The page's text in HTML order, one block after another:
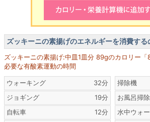
ズッキーニの素揚げのエネルギーを消費す
ズッキーニの素揚げ:中皿1皿分 89gのカロリー
必要な有酸素運動の時間
ウォーキング
32分
ジョギング
19分
自転車
12分
掃除機
お風呂掃除
水中ウォ